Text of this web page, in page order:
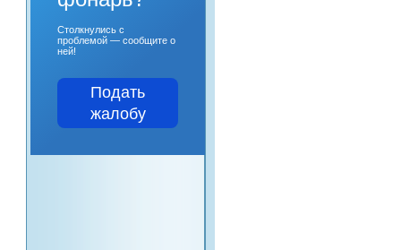
Столкнулись с
проблемой — сообщите о
ней!
Подать
жалобу